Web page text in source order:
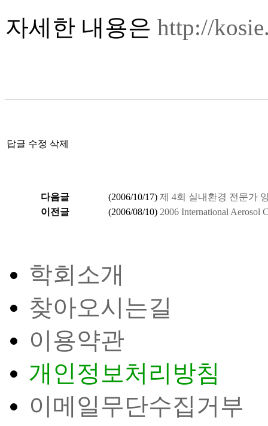
자세한 내용은 http://
답글 수정 삭제
다음글 (2006/10/17) 제 4회 실내환경 전문가
이전글
(2006/08/10) 2006 International Aerosol
학회소개
찾아오시는길
이용약관
개인정보처리방침
이메일무단수집거부